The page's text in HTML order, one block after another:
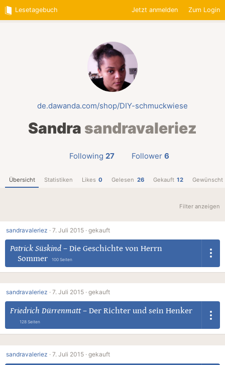
Lesetagebuch Jetzt anmelden Zum Login
de.dawanda.com/shop/DIY-schmuckwiese
Sandra sandravaleriez
Following 27 Follower 6
Übersicht Statistiken Likes 0 Gelesen 26 Gekauft 12 Gewünscht
Filter anzeigen
sandravaleriez · 7. Juli 2015 · gekauft
Patrick Süskind – Die Geschichte von Herrn
Sommer
100 Seiten
sandravaleriez · 7. Juli 2015 · gekauft
Friedrich Dürrenmatt– Der Richter und sein Henker
128 Seiten
sandravaleriez · 7. Juli 2015 · gekauft